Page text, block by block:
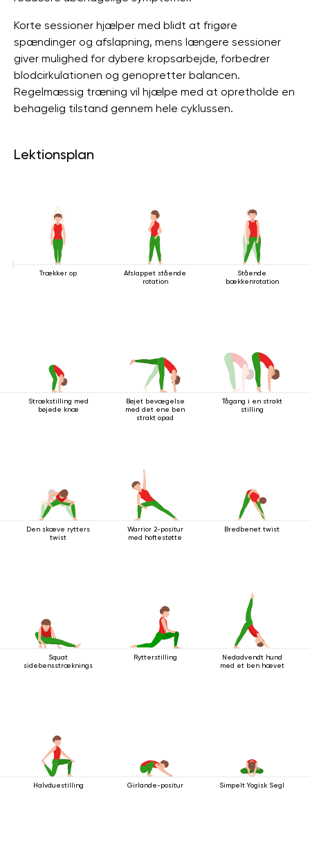
Korte sessioner hjælper med blidt at frigøre
spændinger og afslapning, mens længere sessioner
giver mulighed for dybere kropsarbejde, forbedrer
blodcirkulationen og genopretter balancen.
Regelmæssig træning vil hjælpe med at opretholde en
behagelig tilstand gennem hele cyklussen.
Lektionsplan
Trækker op
Afslappet stående
rotation
Stående
bækkenrotation
Strækstilling med
bøjede knæ
Bøjet bevægelse
med det ene ben
strakt opad
Tågang i en strakt
stilling
Den skæve rytters
twist
Warrior 2-positur
med hoftestøtte
Bredbenet twist
Squat
sidebensstrækningsstilling
Rytterstilling
Nedadvendt hund
med et ben hævet
Halvduestilling Girlande-positur Simpelt Yogisk Segl